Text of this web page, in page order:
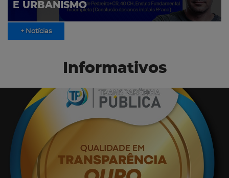
E URBANISMO
+ Notícias
Informativos